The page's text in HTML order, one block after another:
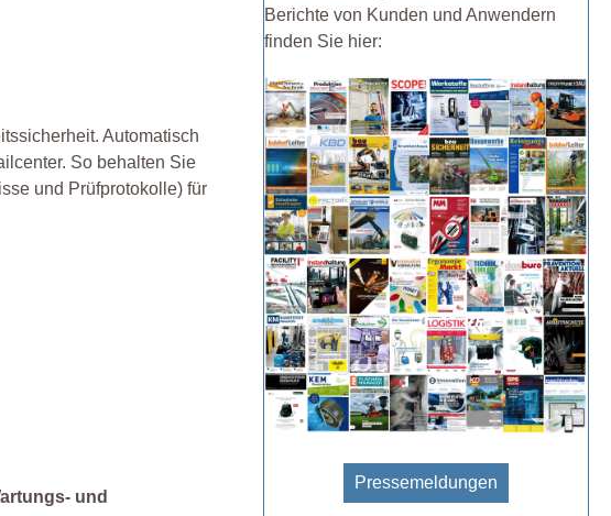
Automatisch
So behalten Sie
und Prüfprotokolle) für
und
Berichte von Kunden und Anwendern
finden Sie hier:
Pressemeldungen